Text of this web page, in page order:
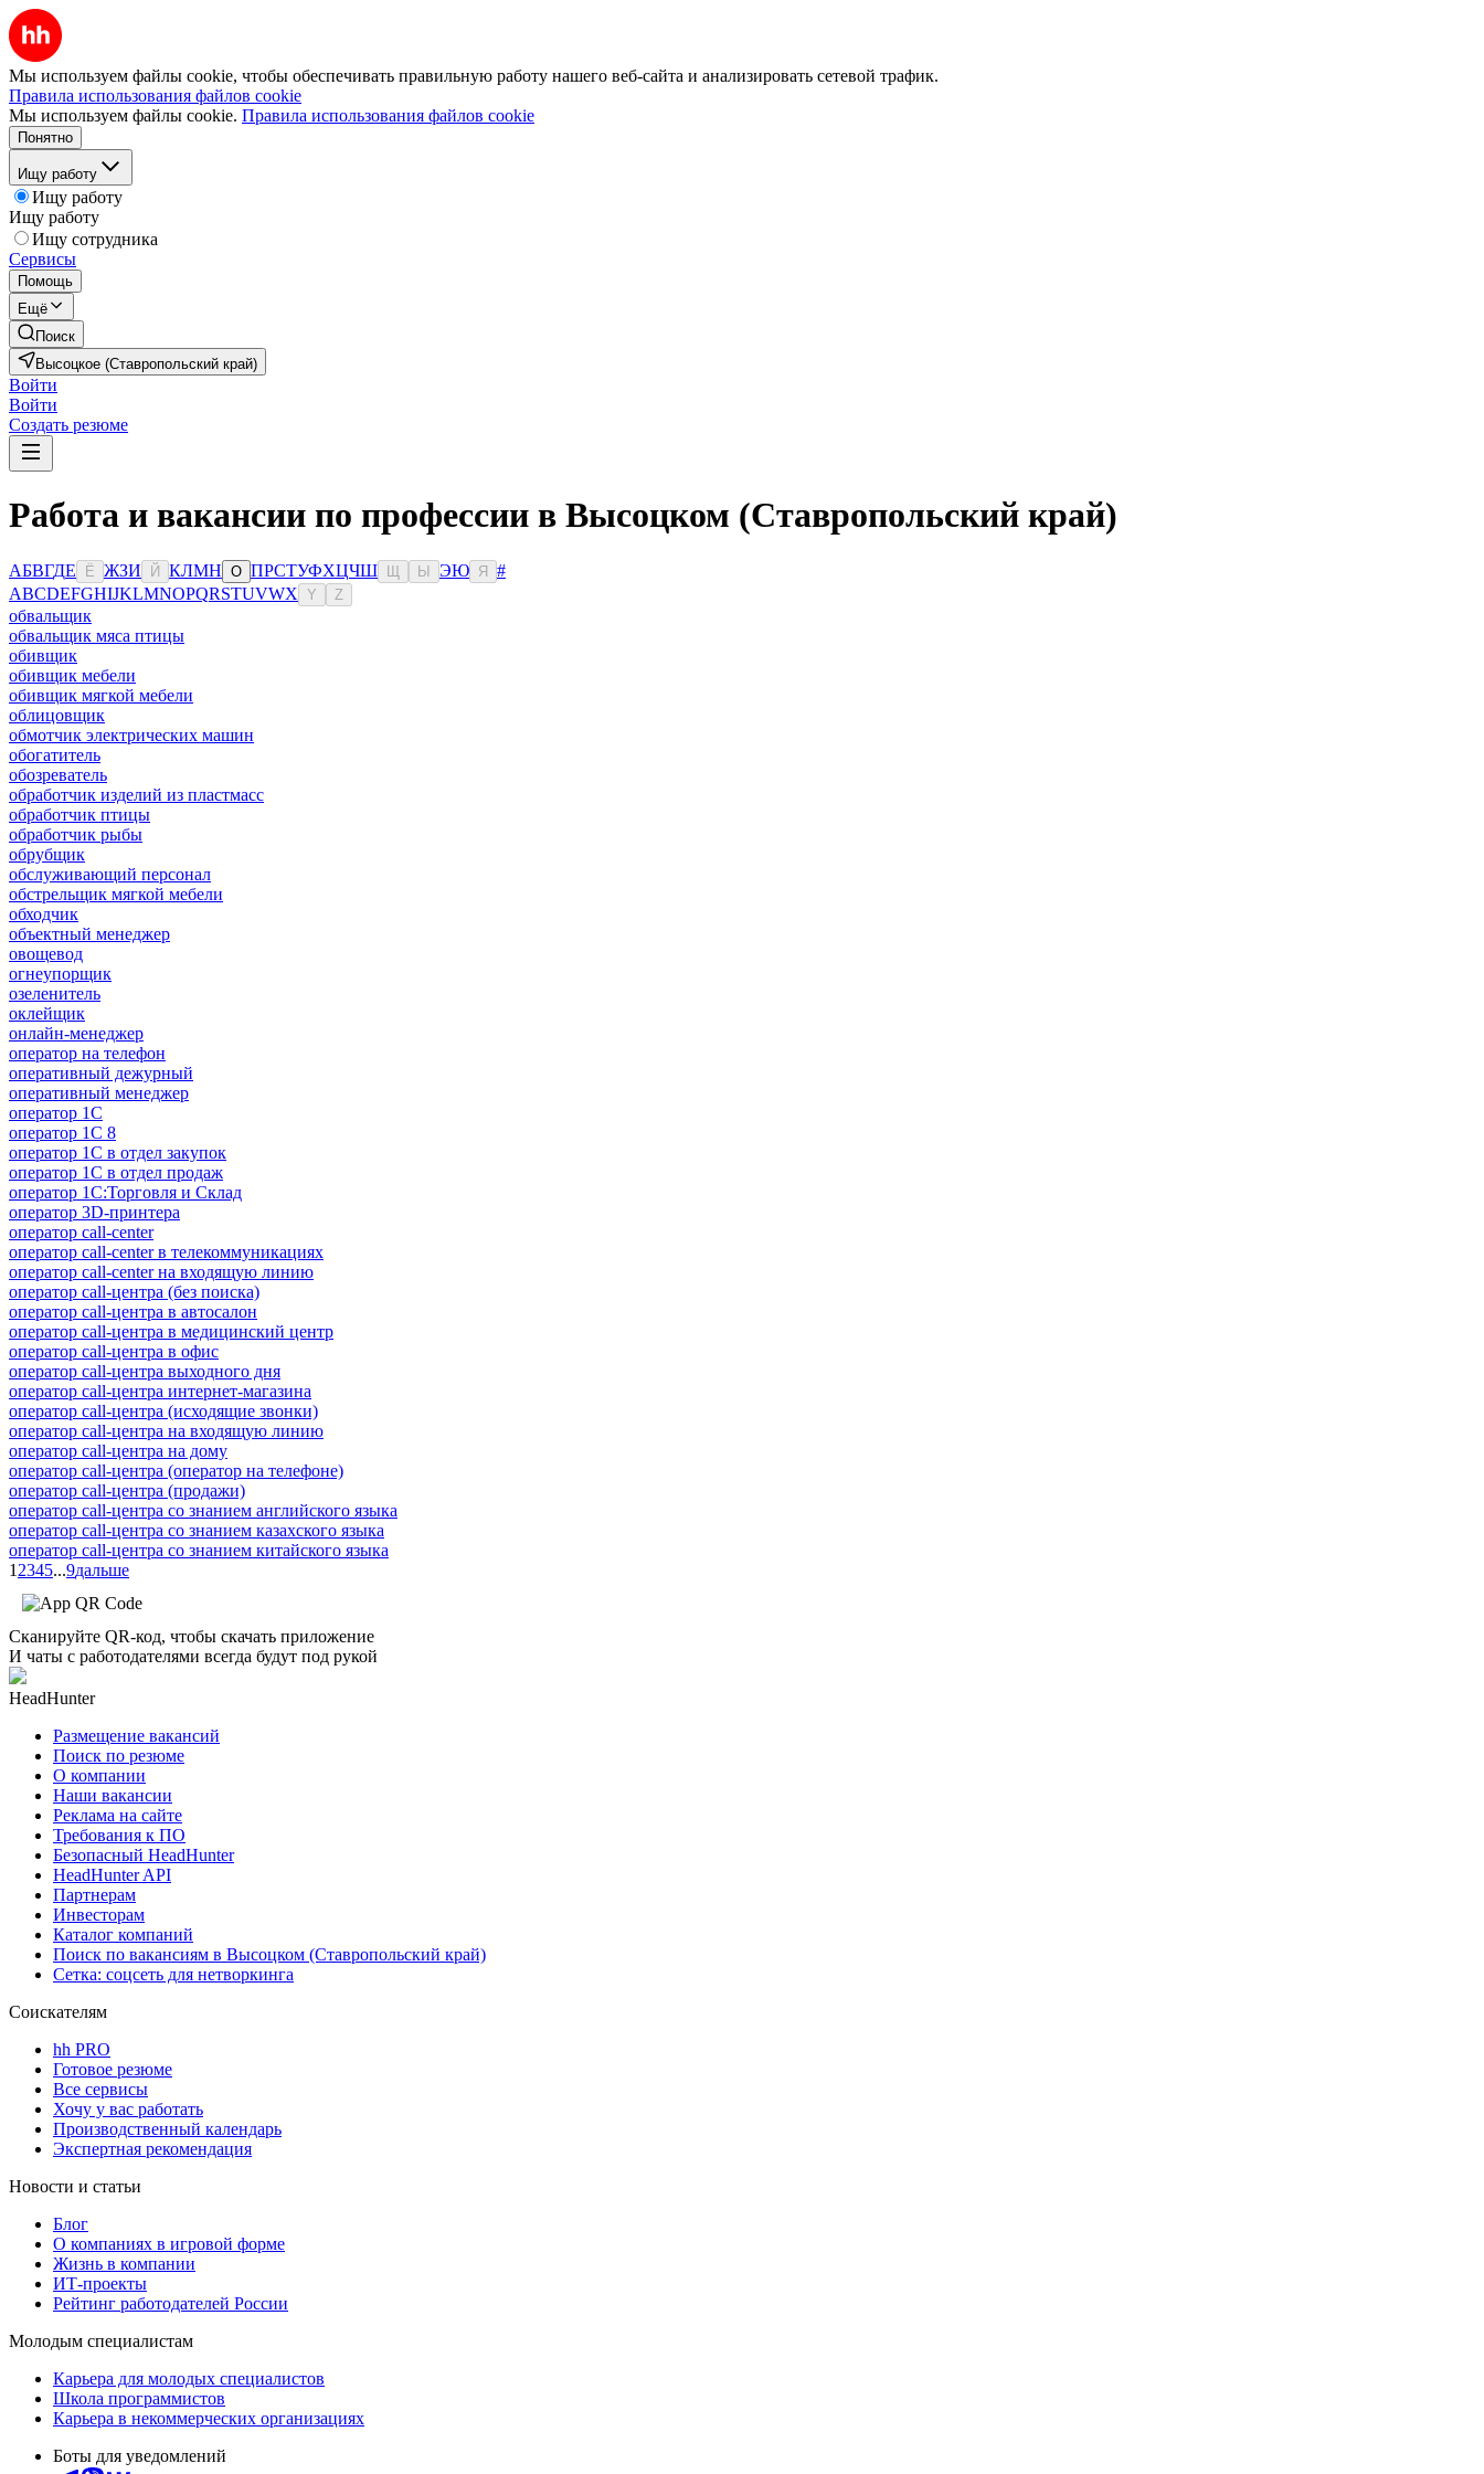
Мы используем файлы cookie, чтобы обеспечивать правильную работу нашего веб-сайта и анализировать сетевой трафик.
Правила использования файлов cookie
Мы используем файлы cookie. Правила использования файлов cookie
Понятно
Ищу работу
Ищу работу
Ищу работу
Ищу сотрудника
Сервисы
Помощь
Ещё
Поиск
Высоцкое (Ставропольский край)
Войти
Войти
Создать резюме
Работа и вакансии по профессии в Высоцком (Ставропольский край)
АБВГДЕ Ё ЖЗИ Й КЛМН О ПРСТУФХЦЧШ Ы ЭЮ Я
#
ABCDEFGHIJKLMNOPQRSTUVWX Y Z
обвальщик
обвальщик мяса птицы
обивщик
обивщик мебели
обивщик мягкой мебели
облицовщик
обмотчик электрических машин
обогатитель
обозреватель
обработчик изделий из пластмасс
обработчик птицы
обработчик рыбы
обрубщик
обслуживающий персонал
обстрельщик мягкой мебели
обходчик
объектный менеджер
овощевод
огнеупорщик
озеленитель
оклейщик
онлайн-менеджер
опeрaтoр нa тeлeфoн
оперативный дежурный
оперативный менеджер
оператор 1C
оператор 1С 8
оператор 1С в отдел закупок
оператор 1С в отдел продаж
оператор 1С:Торговля и Склад
оператор 3D-принтера
оператор call-center
оператор call-center в телекоммуникациях
оператор call-center на входящую линию
оператор call-центра (без поиска)
оператор call-центра в автосалон
оператор call-центра в медицинский центр
оператор call-центра в офис
оператор call-центра выходного дня
оператор call-центра интернет-магазина
оператор call-центра (исходящие звонки)
оператор call-центра на входящую линию
оператор call-центра на дому
оператор call-центра (оператор на телефоне)
оператор call-центра (продажи)
оператор call-центра со знанием английского языка
оператор call-центра со знанием казахского языка
оператор call-центра со знанием китайского языка
1 2345...9дальше
Сканируйте QR-код, чтобы скачать приложение
И чаты с работодателями всегда будут под рукой
HeadHunter
Размещение вакансий
Поиск по резюме
О компании
Наши вакансии
Реклама на сайте
Требования к ПО
Безопасный HeadHunter
HeadHunter API
Партнерам
Инвесторам
Каталог компаний
Поиск по вакансиям в Высоцком (Ставропольский край)
Сетка: соцсеть для нетворкинга
Соискателям
hh PRO
Готовое резюме
Все сервисы
Хочу у вас работать
Производственный календарь
Экспертная рекомендация
Новости и статьи
Блог
О компаниях в игровой форме
Жизнь в компании
ИТ-проекты
Рейтинг работодателей России
Молодым специалистам
Карьера для молодых специалистов
Школа программистов
Карьера в некоммерческих организациях
Боты для уведомлений